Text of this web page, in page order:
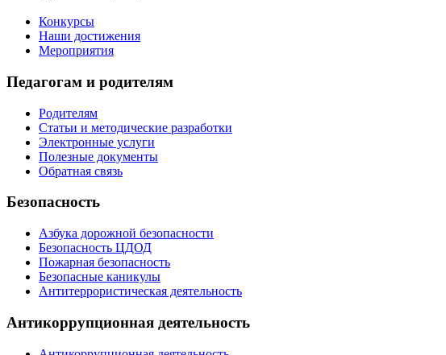
Конкурсы
Наши достижения
Мероприятия
Педагогам и родителям
Родителям
Статьи и методические разработки
Электронные услуги
Полезные документы
Обратная связь
Безопасность
Азбука дорожной безопасности
Безопасность ЦДОД
Пожарная безопасность
Безопасные каникулы
Антитеррористическая деятельность
Антикоррупционная деятельность